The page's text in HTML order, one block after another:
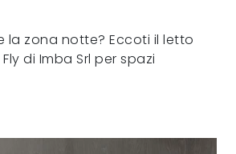
la zona notte? Eccoti il letto
di Imba Srl per spazi